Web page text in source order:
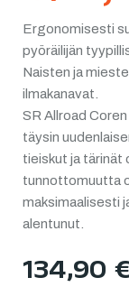
Ergonomisesti
pyöräilijän
Naisten ja
ilmakanavat.
SR Allroad
täysin
tieiskut ja tärinät
tunnottomuutta
maksimaalisesti
alentunut.
134,90